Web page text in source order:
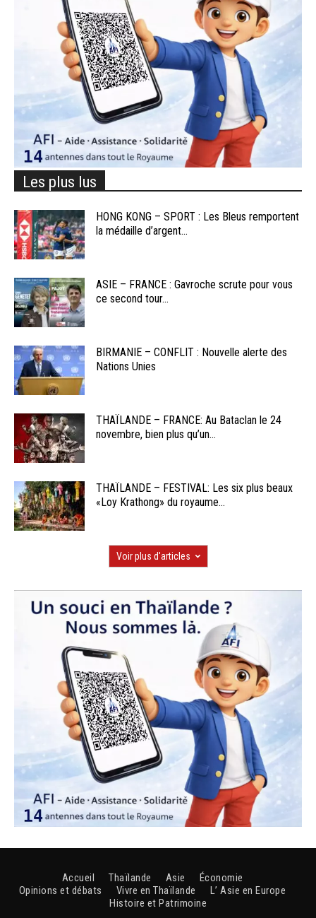
Les plus lus
HONG KONG – SPORT : Les Bleus remportent
la médaille d’argent...
ASIE – FRANCE : Gavroche scrute pour vous
ce second tour...
BIRMANIE – CONFLIT : Nouvelle alerte des
Nations Unies
THAÏLANDE – FRANCE: Au Bataclan le 24
novembre, bien plus qu’un...
THAÏLANDE – FESTIVAL: Les six plus beaux
«Loy Krathong» du royaume...
Voir plus d'articles
Accueil Thaïlande Asie
Économie
Opinions et débats
Vivre en Thaïlande
L’ Asie en Europe
Histoire et Patrimoine